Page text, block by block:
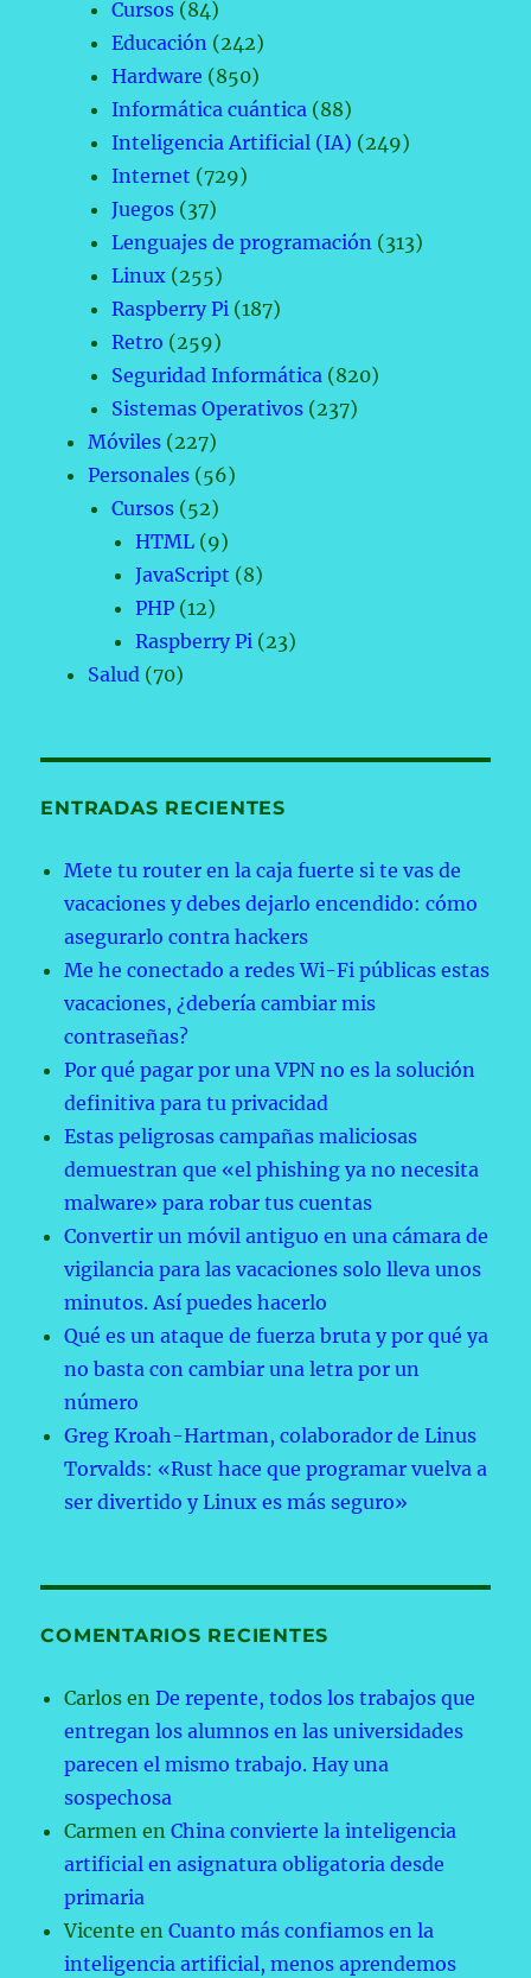
Cursos (84)
Educación (242)
Hardware (850)
Informática cuántica (88)
Inteligencia Artificial (IA) (249)
Internet (729)
Juegos (37)
Lenguajes de programación (313)
Linux (255)
Raspberry Pi (187)
Retro (259)
Seguridad Informática (820)
Sistemas Operativos (237)
Móviles (227)
Personales (56)
Cursos (52)
HTML (9)
JavaScript (8)
PHP (12)
Raspberry Pi (23)
Salud (70)
ENTRADAS RECIENTES
Mete tu router en la caja fuerte si te vas de
vacaciones y debes dejarlo encendido: cómo
asegurarlo contra hackers
Me he conectado a redes Wi-Fi públicas estas
vacaciones, ¿debería cambiar mis
contraseñas?
Por qué pagar por una VPN no es la solución
definitiva para tu privacidad
Estas peligrosas campañas maliciosas
demuestran que «el phishing ya no necesita
malware» para robar tus cuentas
Convertir un móvil antiguo en una cámara de
vigilancia para las vacaciones solo lleva unos
minutos. Así puedes hacerlo
Qué es un ataque de fuerza bruta y por qué ya
no basta con cambiar una letra por un
número
Greg Kroah-Hartman, colaborador de Linus
Torvalds: «Rust hace que programar vuelva a
ser divertido y Linux es más seguro»
COMENTARIOS RECIENTES
Carlos enDe repente, todos los trabajos que
entregan los alumnos en las universidades
parecen el mismo trabajo. Hay una
sospechosa
Carmen enChina convierte la inteligencia
artificial en asignatura obligatoria desde
primaria
Vicente enCuanto más confiamos en la
inteligencia artificial, menos aprendemos